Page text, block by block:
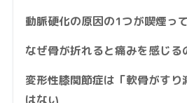
動脈硬化の原因の1つが喫煙っ
なぜ骨が折れると痛みを感じる
変形性膝関節症は「軟骨がすり
はない